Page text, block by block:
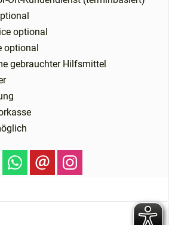
optional
optional
gebrauchter Hilfsmittel